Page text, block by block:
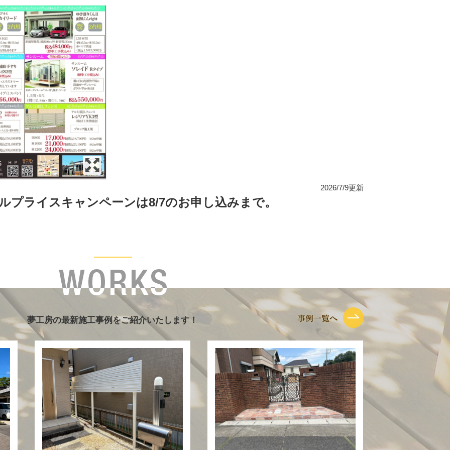
2026/7/9更新
プライスキャンペーンは8/7のお申し込みまで。
夢工房の最新施工事例をご紹介いたします！